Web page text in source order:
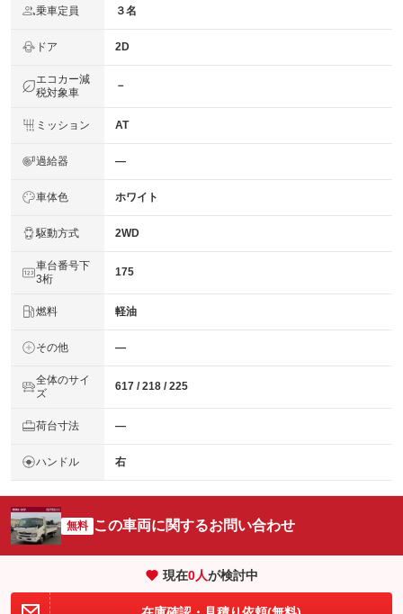
乗車定員 ３名
ドア 2D
エコカー減
税対象車
－
ミッション AT
過給器 ―
車体色 ホワイト
駆動方式 2WD
車台番号下
3桁
175
燃料 軽油
その他 ―
全体のサイ
ズ
617 / 218 / 225
荷台寸法 ―
ハンドル 右
無料 この車両に関するお問い合わせ
現在0人が検討中